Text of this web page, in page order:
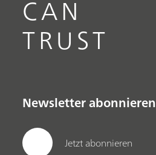
CAN
TRUST
Newsletter abonnieren
Jetzt abonnieren